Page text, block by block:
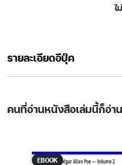
ไ
รายละเอียดอีบุ๊ค
คนที่อ่านหนังสือเล่มนี้ก็อ่า
EBOOK